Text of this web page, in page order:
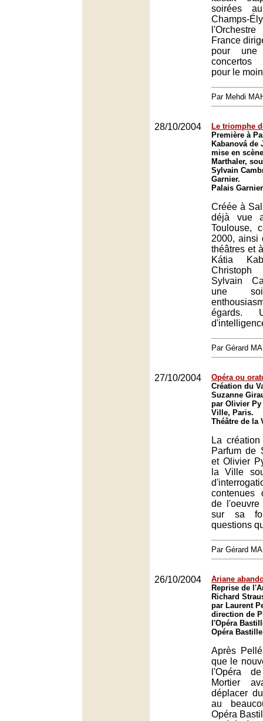
soirées
Champs-
France
pour une
concertos
pour le
Par Mehdi
28/10/2004
Le triomphe
Première à
Kabanová de
mise en
Marthaler,
Sylvain
Garnier.
Palais
Créée à
déjà vue
Toulouse,
2000, ainsi
théâtres et
Kátia
Sylvain
une
égards.
Par Gérard
27/10/2004
Opéra ou
Création du
Suzanne
par Olivier Py
Ville, Paris.
Théâtre de la
La
Parfum de
et Olivier
la Ville
contenues
de
sur sa
questions
Par Gérard
26/10/2004
Ariane
Reprise de
Richard
par Laurent
direction de
l'Opéra
Opéra
Après
que le
l'Opéra
Mortier
déplacer
au
Opéra